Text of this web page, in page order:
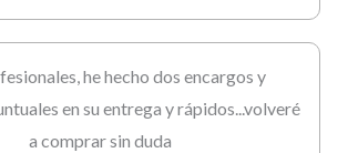
he hecho dos encargos y
en su entrega y rápidos...volveré
a comprar sin duda